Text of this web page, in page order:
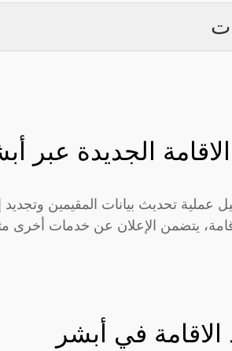
الجديدة عبر
عملية تحديث بيانات المقيمين
يتضمن الإعلان عن خدمات أخرى
في أبشر